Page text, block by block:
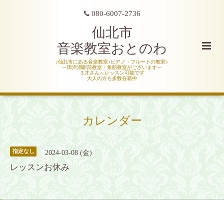
080-6007-2736
仙北市
音楽教室おとのわ
♪仙北市にある音楽教室♪ピアノ・フルートの教室♪
～田沢湖駅前教室・角館教室がございます～
３才さん～レッスン可能です
大人の方も多数在籍中
カレンダー
指定なし 2024-03-08 (金)
レッスンお休み